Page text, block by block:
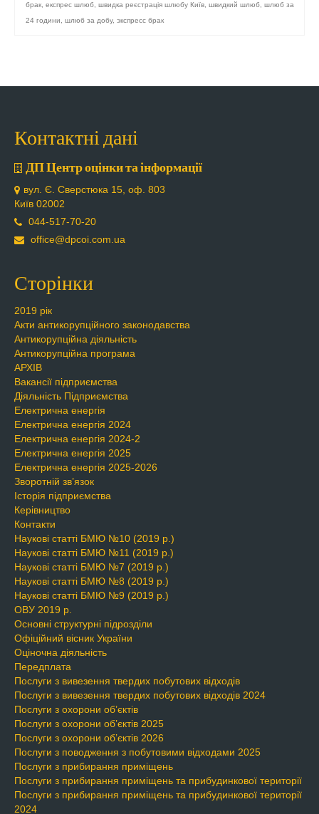
брак експрес шлюб швидка реєстрація шлюбу Київ швидкий шлюб шлюб за
24 години
шлюб за добу, экспресс брак
Контактні дані
ДП Центр оцінки та інформації
вул. Є. Сверстюка 15, оф. 803
Київ 02002
044-517-70-20
office@dpcoi.com.ua
Сторінки
2019 рік
Акти антикорупційного законодавства
Антикорупційна діяльність
Антикорупційна програма
АРХІВ
Вакансії підприємства
Діяльність Підприємства
Електрична енергія
Електрична енергія 2024
Електрична енергія 2024-2
Електрична енергія 2025
Електрична енергія 2025-2026
Зворотній зв’язок
Історія підприємства
Керівництво
Контакти
Наукові статті БМЮ №10 (2019 р.)
Наукові статті БМЮ №11 (2019 р.)
Наукові статті БМЮ №7 (2019 р.)
Наукові статті БМЮ №8 (2019 р.)
Наукові статті БМЮ №9 (2019 р.)
ОВУ 2019 р.
Основні структурні підрозділи
Офіційний вісник України
Оціночна діяльність
Передплата
Послуги з вивезення твердих побутових відходів
Послуги з вивезення твердих побутових відходів 2024
Послуги з охорони об’єктів
Послуги з охорони об’єктів 2025
Послуги з охорони об’єктів 2026
Послуги з поводження з побутовими відходами 2025
Послуги з прибирання приміщень
Послуги з прибирання приміщень та прибудинкової території
Послуги з прибирання приміщень та прибудинкової території
2024